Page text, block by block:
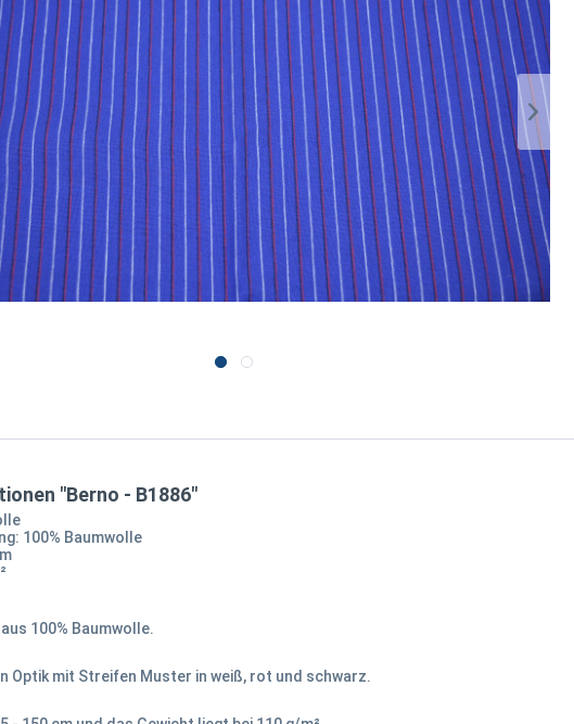
"Berno - B1886"
100% Baumwolle
100% Baumwolle.
Optik mit Streifen Muster in weiß, rot und schwarz.